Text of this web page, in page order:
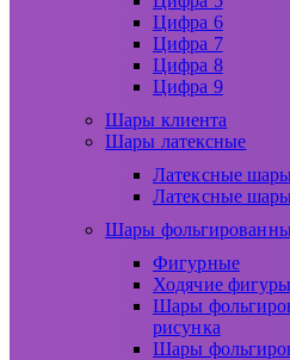
Цифра 6
Цифра 7
Цифра 8
Цифра 9
Шары клиента
Шары латексные
Латексные
Латексные
Шары
Фигурные
Ходячие фигуры
Шары
рисунка
Шары